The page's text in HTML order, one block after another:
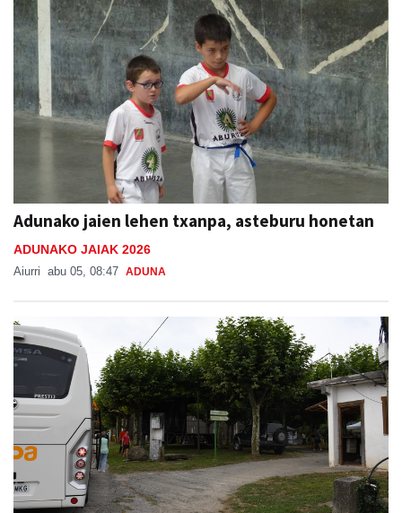
Adunako jaien lehen txanpa, asteburu honetan
ADUNAKO JAIAK 2026
Aiurri abu 05, 08:47 ADUNA